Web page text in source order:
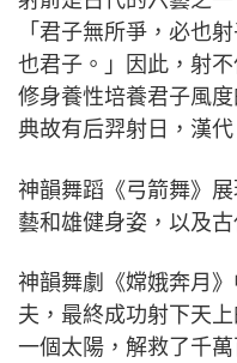
「君子無所爭，必也
也君子。」因此，射
修身養性培養君子風
典故有后羿射日，漢
神韻舞蹈《弓箭舞》
藝和雄健身姿，以及
神韻舞劇《嫦娥奔月
夫，最終成功射下天
一個太陽，解救了千萬